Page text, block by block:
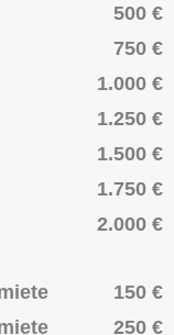
500 €
750 €
1.000 €
1.250 €
1.500 €
1.750 €
2.000 €
150 €
250 €